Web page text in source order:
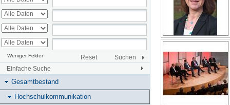
Weniger Felder Reset
Suchen
Einfache Suche
Gesamtbestand
Hochschulkommunikation